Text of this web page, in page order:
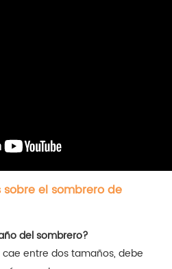
el sombrero de
del sombrero?
entre dos tamaños, debe